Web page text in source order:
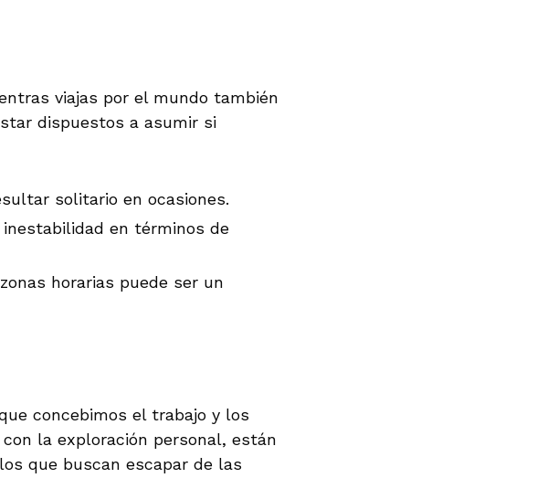
viajas por el mundo también
dispuestos a asumir si
solitario en ocasiones.
en términos de
horarias puede ser un
concebimos el trabajo y los
la exploración personal, están
que buscan escapar de las